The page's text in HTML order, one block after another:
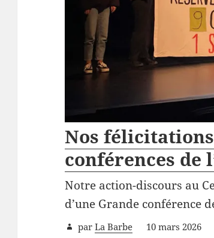
Nos
conférences de
Notre action-discours au
d’une Grande conférence
par La Barbe 10 mars 2026